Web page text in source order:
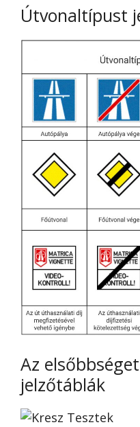
Útvonaltípust
Az
jelzőtáblák